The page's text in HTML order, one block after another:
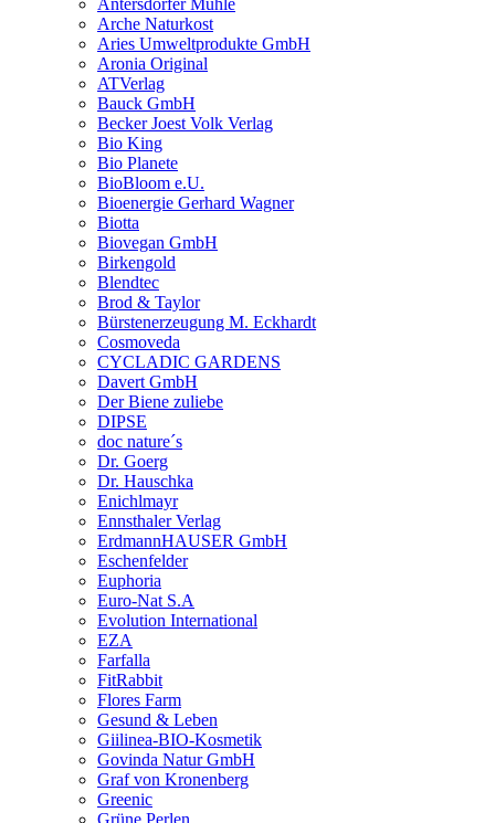
Antersdorfer Mühle
Arche Naturkost
Aries Umweltprodukte GmbH
Aronia Original
ATVerlag
Bauck GmbH
Becker Joest Volk Verlag
Bio King
Bio Planete
BioBloom e.U.
Bioenergie Gerhard Wagner
Biotta
Biovegan GmbH
Birkengold
Blendtec
Brod & Taylor
Bürstenerzeugung M. Eckhardt
Cosmoveda
CYCLADIC GARDENS
Davert GmbH
Der Biene zuliebe
DIPSE
doc nature´s
Dr. Goerg
Dr. Hauschka
Enichlmayr
Ennsthaler Verlag
ErdmannHAUSER GmbH
Eschenfelder
Euphoria
Euro-Nat S.A
Evolution International
EZA
Farfalla
FitRabbit
Flores Farm
Gesund & Leben
Giilinea-BIO-Kosmetik
Govinda Natur GmbH
Graf von Kronenberg
Greenic
Grüne Perlen